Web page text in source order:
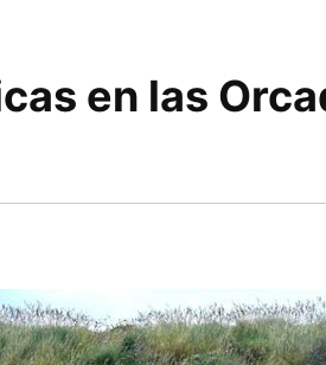
en las